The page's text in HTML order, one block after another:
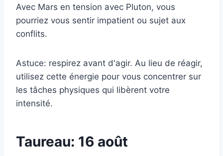
Avec Mars en tension avec Pluton, vous
pourriez vous sentir impatient ou sujet aux
conflits.
Astuce: respirez avant d'agir. Au lieu de réagir,
utilisez cette énergie pour vous concentrer sur
les tâches physiques qui libèrent votre
intensité.
Taureau: 16 août